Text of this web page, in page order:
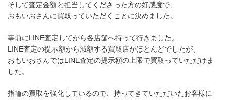
そして査定金額と担当してくださった方の好感度で、
おもいおさんに買取っていただくことに決めました。
事前にLINE査定してから各店舗へ持って行きました。
LINE査定の提示額から減額する買取店がほとんどでしたが、
おもいおさんではLINE査定の提示額の上限で買取っていただけま
した。
指輪の買取を強化しているので、持ってきていただいたお客様に